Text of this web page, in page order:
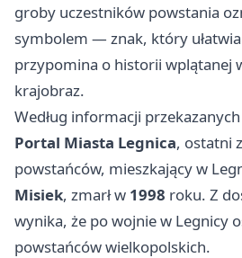
groby uczestników powstania
symbolem — znak, który
przypomina o historii wplątanej
krajobraz.
Według informacji
Portal Miasta Legnica, ostatni
powstańców, mieszkający w
Misiek, zmarł w 1998 roku. Z
wynika, że po wojnie w Legnicy
powstańców wielkopolskich.